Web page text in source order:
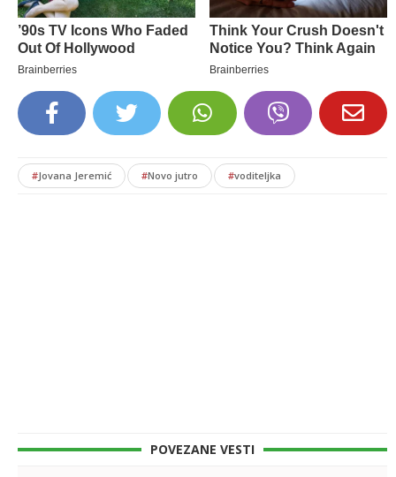
#Jovana Jeremić #Novo jutro #voditeljka
POVEZANE VESTI